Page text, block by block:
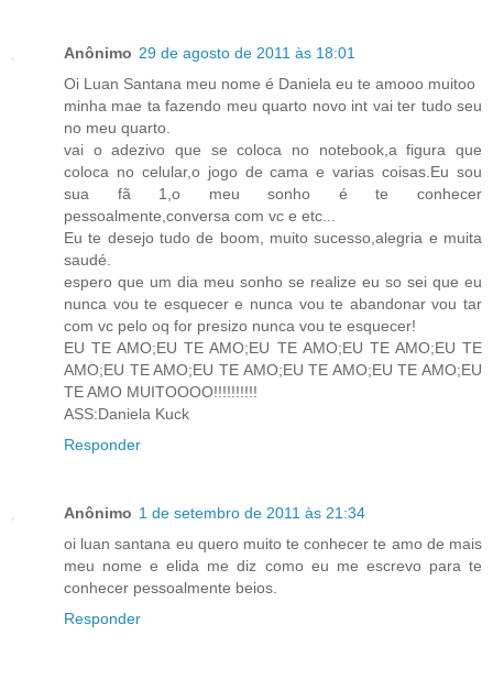
Anônimo 29 de agosto de 2011 às 18:01
Oi Luan Santana meu nome é Daniela eu te amooo muitoo
minha mae ta fazendo meu quarto novo int vai ter tudo seu
no meu quarto.
vai o adezivo que se coloca no notebook,a figura que
coloca no celular,o jogo de cama e varias coisas.Eu sou
sua fã 1,o meu sonho é te conhecer
pessoalmente,conversa com vc e etc...
Eu te desejo tudo de boom, muito sucesso,alegria e muita
saudé.
espero que um dia meu sonho se realize eu so sei que eu
nunca vou te esquecer e nunca vou te abandonar vou tar
com vc pelo oq for presizo nunca vou te esquecer!
EU TE AMO;EU TE AMO;EU TE AMO;EU TE AMO;EU TE
AMO;EU TE AMO;EU TE AMO;EU TE AMO;EU TE AMO;EU
TE AMO MUITOOOO!!!!!!!!!!
ASS:Daniela Kuck
Responder
Anônimo 1 de setembro de 2011 às 21:34
oi luan santana eu quero muito te conhecer te amo de mais
meu nome e elida me diz como eu me escrevo para te
conhecer pessoalmente beios.
Responder